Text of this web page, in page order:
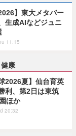
】東大メタバー
生成AIなどジュニ
11:15
康
2026夏】仙台育英
利、第2日は東筑
ほか
20:32